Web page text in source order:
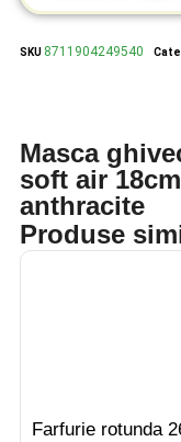
SKU 8711904249540
Masca
soft air
anthracite
Produse
Farfurie rotunda